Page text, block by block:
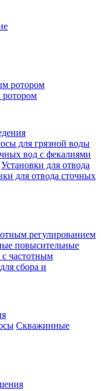
ротором
для грязной воды
вод c фекалиями
Установки для отвода
для отвода сточных
регулированием
повысительные
частотным
сбора и
Скважинные